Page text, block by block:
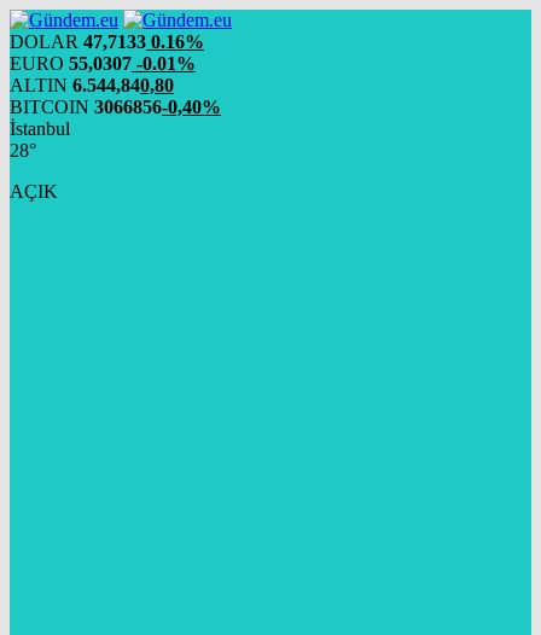
DOLAR 47,7133 0.16%
EURO 55,0307 -0.01%
ALTIN 6.544,840,80
BITCOIN 3066856-0,40%
İstanbul
28°
AÇIK